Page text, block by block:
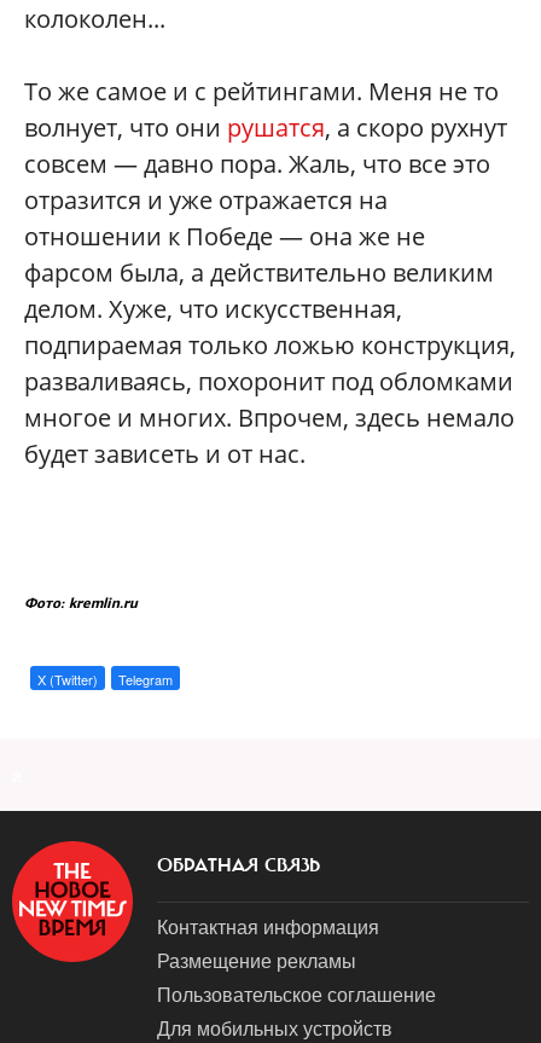
колоколен...
То же самое и с рейтингами. Меня не то
волнует, что они рушатся, а скоро рухнут
совсем — давно пора. Жаль, что все это
отразится и уже отражается на
отношении к Победе — она же не
фарсом была, а действительно великим
делом. Хуже, что искусственная,
подпираемая только ложью конструкция,
разваливаясь, похоронит под обломками
многое и многих. Впрочем, здесь немало
будет зависеть и от нас.
Фото: kremlin.ru
X (Twitter) Telegram
ОБРАТНАЯ СВЯЗЬ
Контактная информация
Размещение рекламы
Пользовательское соглашение
Для мобильных устройств